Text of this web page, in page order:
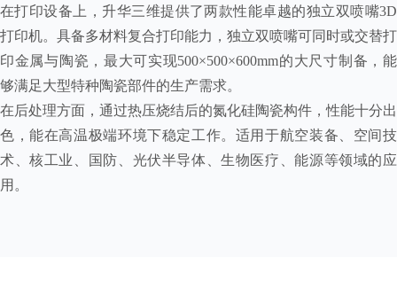
在打印设备上，升华三维提供了两款性能卓越的独立双喷嘴3D
打印机。具备多材料复合打印能力，独立双喷嘴可同时或交替打
印金属与陶瓷，最大可实现500×500×600mm的大尺寸制备，能
够满足大型特种陶瓷部件的生产需求。
在后处理方面，通过热压烧结后的氮化硅陶瓷构件，性能十分出
色，能在高温极端环境下稳定工作。适用于航空装备、空间技
术、核工业、国防、光伏半导体、生物医疗、能源等领域的应
用。